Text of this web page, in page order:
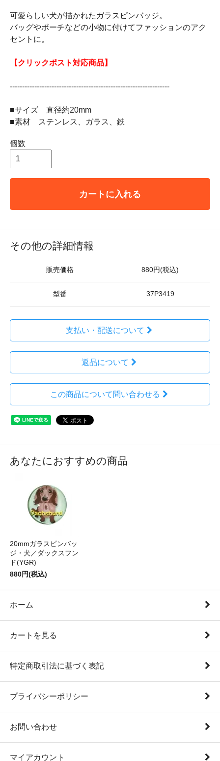
可愛らしい犬が描かれたガラスピンバッジ。
バッグやポーチなどの小物に付けてファッションのアク
セントに。
【クリックポスト対応商品】
-----------------------------------------------------------------
■サイズ 直径約20mm
■素材 ステンレス、ガラス、鉄
個数
カートに入れる
その他の詳細情報
販売価格 880円(税込)
型番 37P3419
支払い・配送について
返品について
この商品について問い合わせる
あなたにおすすめの商品
20mmガラスピンバッ
ジ・犬／ダックスフン
ド(YGR)
880円(税込)
ホーム
カートを見る
特定商取引法に基づく表記
プライバシーポリシー
お問い合わせ
マイアカウント